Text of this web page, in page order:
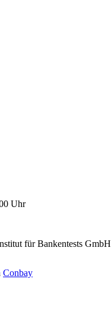
Uhr
für Bankentests GmbH
Conbay